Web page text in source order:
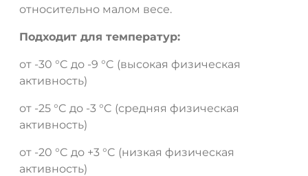
относительно малом весе.
Подходит для температур:
от -30 °C до -9 °C (высокая физическая
активность)
от -25 °C до -3 °C (средняя физическая
активность)
от -20 °C до +3 °C (низкая физическая
активность)